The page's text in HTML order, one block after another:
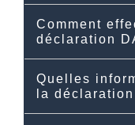
Comment
déclaration
Quelles
la